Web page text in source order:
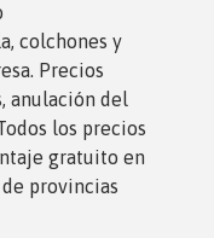
colchones y
Precios
anulación del
los precios
gratuito en
provincias